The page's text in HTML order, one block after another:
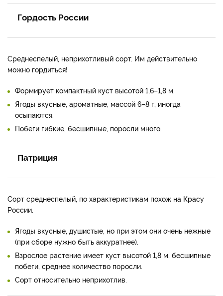
Гордость России
Среднеспелый, неприхотливый сорт. Им действительно
можно гордиться!
Формирует компактный куст высотой 1,6–1,8 м.
Ягоды вкусные, ароматные, массой 6–8 г, иногда
осыпаются.
Побеги гибкие, бесшипные, поросли много.
Патриция
Сорт среднеспелый, по характеристикам похож на Красу
России.
Ягоды вкусные, душистые, но при этом они очень нежные
(при сборе нужно быть аккуратнее).
Взрослое растение имеет куст высотой 1,8 м, бесшипные
побеги, среднее количество поросли.
Сорт относительно неприхотлив.